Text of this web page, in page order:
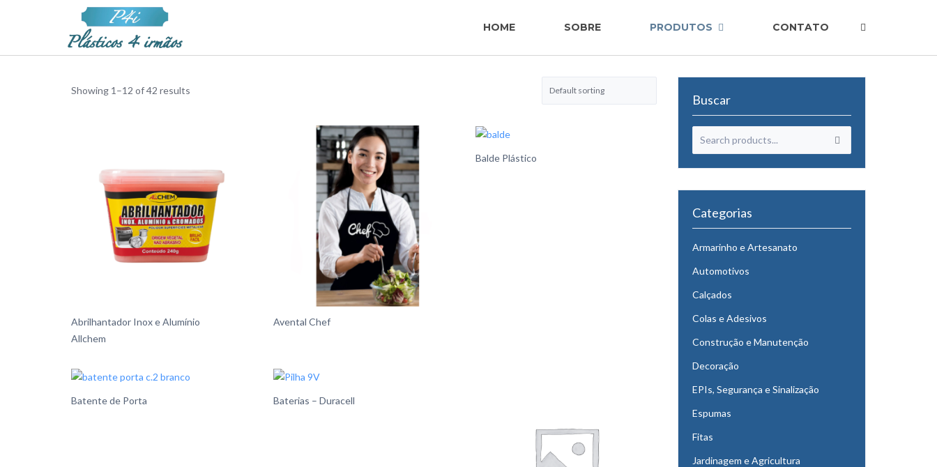
HOME SOBRE PRODUTOS CONTATO
Showing 1–12 of 42 results
Abrilhantador Inox e Alumínio
Allchem
Avental Chef
Balde Plástico
Batente de Porta Baterias – Duracell
Buscar
Categorias
Armarinho e Artesanato
Automotivos
Calçados
Colas e Adesivos
Construção e Manutenção
Decoração
EPIs, Segurança e Sinalização
Espumas
Fitas
Jardinagem e Agricultura